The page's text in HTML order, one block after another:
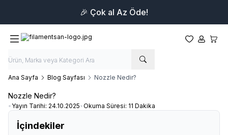
🎉 Çok al Az Öde!
Favorilerim
Hesabım
Ana Sayfa Blog Sayfası Nozzle Nedir?
Nozzle Nedir?
• Yayın Tarihi: 24.10.2025•Okuma Süresi: 11 Dakika
İçindekiler